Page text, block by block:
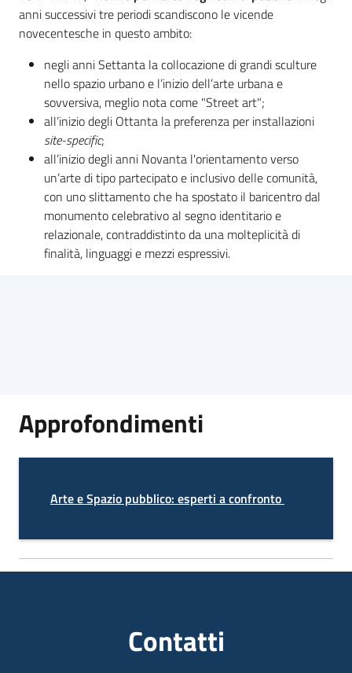
Progetti
Mediateca
Giuseppe
Guglielmi
Seguici
anni successivi tre periodi scandiscono le vicende
novecentesche in questo ambito:
negli anni Settanta la collocazione di grandi sculture
nello spazio urbano e l’inizio dell’arte urbana e
sovversiva, meglio nota come "Street art";
all’inizio degli Ottanta la preferenza per installazioni
site-specific;
all’inizio degli anni Novanta l'orientamento verso
un’arte di tipo partecipato e inclusivo delle comunità,
con uno slittamento che ha spostato il baricentro dal
monumento celebrativo al segno identitario e
relazionale, contraddistinto da una molteplicità di
finalità, linguaggi e mezzi espressivi.
Approfondimenti
Arte e Spazio pubblico: esperti a confronto
Contatti